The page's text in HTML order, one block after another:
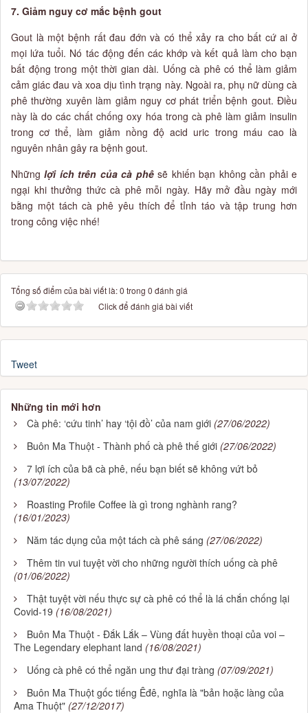
7. Giảm nguy cơ mắc bệnh gout
Gout là một bệnh rất đau đớn và có thể xảy ra cho bất cứ ai ở
mọi lứa tuổi. Nó tác động đến các khớp và kết quả làm cho bạn
bất động trong một thời gian dài. Uống cà phê có thể làm giảm
cảm giác đau và xoa dịu tình trạng này. Ngoài ra, phụ nữ dùng cà
phê thường xuyên làm giảm nguy cơ phát triển bệnh gout. Điều
này là do các chất chống oxy hóa trong cà phê làm giảm insulin
trong cơ thể, làm giảm nồng độ acid uric trong máu cao là
nguyên nhân gây ra bệnh gout.
Nhữnglợi ích trên của cà phêsẽ khiến bạn không cần phải e
ngại khi thưởng thức cà phê mỗi ngày. Hãy mở đầu ngày mới
bằng một tách cà phê yêu thích để tỉnh táo và tập trung hơn
trong công việc nhé!
Tổng số điểm của bài viết là: 0 trong 0 đánh giá
Click để đánh giá bài viết
Tweet
Những tin mới hơn
Cà phê: ‘cứu tinh’ hay ‘tội đồ’ của nam giới (27/06/2022)
Buôn Ma Thuột - Thành phố cà phê thế giới (27/06/2022)
7 lợi ích của bã cà phê, nếu bạn biết sẽ không vứt bỏ
(13/07/2022)
Roasting Profile Coffee là gì trong nghành rang?
(16/01/2023)
Năm tác dụng của một tách cà phê sáng (27/06/2022)
Thêm tin vui tuyệt vời cho những người thích uống cà phê
(01/06/2022)
Thật tuyệt vời nếu thực sự cà phê có thể là lá chắn chống lại
Covid-19 (16/08/2021)
Buôn Ma Thuột - Đắk Lắk – Vùng đất huyền thoại của voi –
The Legendary elephant land (16/08/2021)
Uống cà phê có thể ngăn ung thư đại tràng (07/09/2021)
Buôn Ma Thuột gốc tiếng Êđê, nghĩa là "bản hoặc làng của
Ama Thuột" (27/12/2017)